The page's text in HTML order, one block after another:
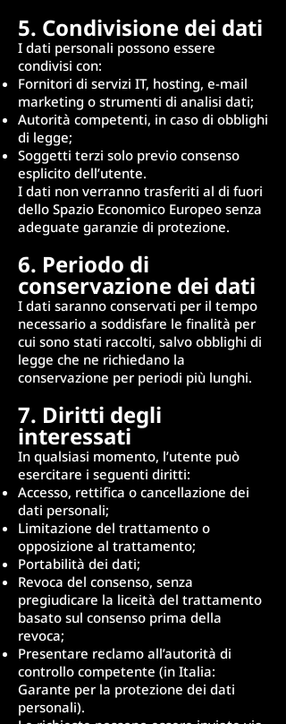
5. Condivisione dei dati
I dati personali possono essere
condivisi con:
Fornitori di servizi IT, hosting, e-mail
marketing o strumenti di analisi dati;
Autorità competenti, in caso di obblighi
di legge;
Soggetti terzi solo previo consenso
esplicito dell’utente.
I dati non verranno trasferiti al di fuori
dello Spazio Economico Europeo senza
adeguate garanzie di protezione.
6. Periodo di
conservazione dei dati
I dati saranno conservati per il tempo
necessario a soddisfare le finalità per
cui sono stati raccolti, salvo obblighi di
legge che ne richiedano la
conservazione per periodi più lunghi.
7. Diritti degli
interessati
In qualsiasi momento, l’utente può
esercitare i seguenti diritti:
Accesso, rettifica o cancellazione dei
dati personali;
Limitazione del trattamento o
opposizione al trattamento;
Portabilità dei dati;
Revoca del consenso, senza
pregiudicare la liceità del trattamento
basato sul consenso prima della
revoca;
Presentare reclamo all’autorità di
controllo competente (in Italia:
Garante per la protezione dei dati
personali).